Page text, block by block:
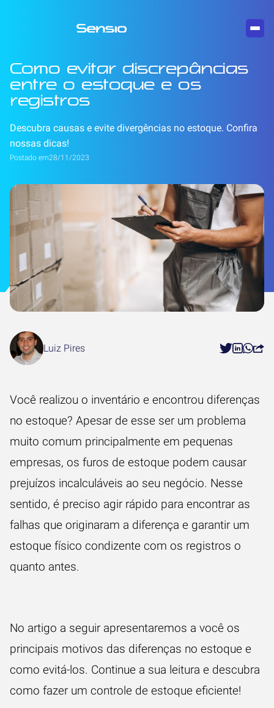
Como evitar discrepâncias
entre o estoque e os
registros
Descubra causas e evite divergências no estoque. Confira
nossas dicas!
Postado em28/11/2023
Luiz Pires
Você realizou o inventário e encontrou diferenças
no estoque? Apesar de esse ser um problema
muito comum principalmente em pequenas
empresas, os furos de estoque podem causar
prejuízos incalculáveis ao seu negócio. Nesse
sentido, é preciso agir rápido para encontrar as
falhas que originaram a diferença e garantir um
estoque físico condizente com os registros o
quanto antes.
No artigo a seguir apresentaremos a você os
principais motivos das diferenças no estoque e
como evitá-los. Continue a sua leitura e descubra
como fazer um controle de estoque eficiente!